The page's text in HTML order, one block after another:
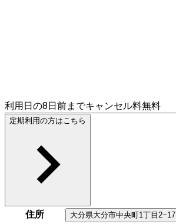
利用日の8日前までキャンセル料無料
定期利用の方はこちら
住所 大分県大分市中央町1丁目2−17